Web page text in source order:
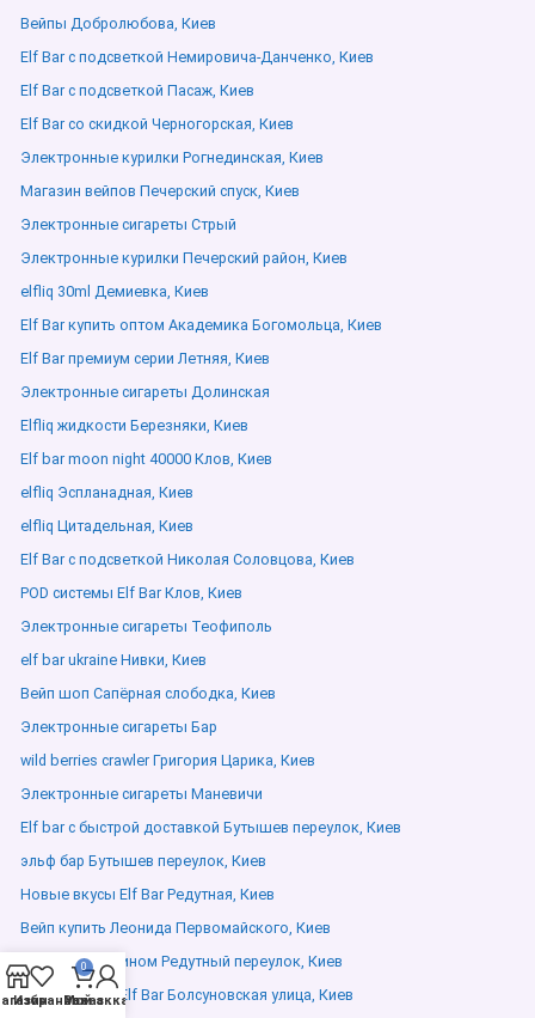
Вейпы Добролюбова, Киев
Elf Bar с подсветкой Немировича-Данченко, Киев
Elf Bar с подсветкой Пасаж, Киев
Elf Bar со скидкой Черногорская, Киев
Электронные курилки Рогнединская, Киев
Магазин вейпов Печерский спуск, Киев
Электронные сигареты Стрый
Электронные курилки Печерский район, Киев
elfliq 30ml Демиевка, Киев
Elf Bar купить оптом Академика Богомольца, Киев
Elf Bar премиум серии Летняя, Киев
Электронные сигареты Долинская
Elfliq жидкости Березняки, Киев
Elf bar moon night 40000 Клов, Киев
elfliq Эспланадная, Киев
elfliq Цитадельная, Киев
Elf Bar с подсветкой Николая Соловцова, Киев
POD системы Elf Bar Клов, Киев
Электронные сигареты Теофиполь
elf bar ukraine Нивки, Киев
Вейп шоп Сапёрная слободка, Киев
Электронные сигареты Бар
wild berries crawler Григория Царика, Киев
Электронные сигареты Маневичи
Elf bar с быстрой доставкой Бутышев переулок, Киев
эльф бар Бутышев переулок, Киев
Новые вкусы Elf Bar Редутная, Киев
Вейп купить Леонида Первомайского, Киев
Elf Bar с никотином Редутный переулок, Киев
Новые вкусы Elf Bar Болсуновская улица, Киев
Избранное
0
Заказ
Мой аккаунт